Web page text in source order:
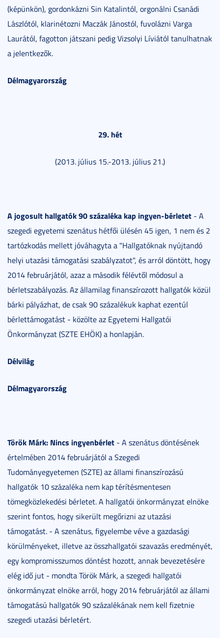
(képünkön), gordonkázni Sin Katalintól, orgonálni Csanádi
Lászlótól, klarinétozni Maczák Jánostól, fuvolázni Varga
Laurától, fagotton játszani pedig Vizsolyi Líviától tanulhatnak
a jelentkezők.
Délmagyarország
29. hét
(2013. július 15.-2013. július 21.)
A jogosult hallgatók 90 százaléka kap ingyen-bérletet - A
szegedi egyetemi szenátus hétfői ülésén 45 igen, 1 nem és 2
tartózkodás mellett jóváhagyta a "Hallgatóknak nyújtandó
helyi utazási támogatási szabályzatot", és arról döntött, hogy
2014 februárjától, azaz a második félévtől módosul a
bérletszabályozás. Az államilag finanszírozott hallgatók közül
bárki pályázhat, de csak 90 százalékuk kaphat ezentúl
bérlettámogatást - közölte az Egyetemi Hallgatói
Önkormányzat (SZTE EHÖK) a honlapján.
Délvilág
Délmagyarország
Török Márk: Nincs ingyenbérlet - A szenátus döntésének
értelmében 2014 februárjától a Szegedi
Tudományegyetemen (SZTE) az állami finanszírozású
hallgatók 10 százaléka nem kap térítésmentesen
tömegközlekedési bérletet. A hallgatói önkormányzat elnöke
szerint fontos, hogy sikerült megőrizni az utazási
támogatást. - A szenátus, figyelembe véve a gazdasági
körülményeket, illetve az összhallgatói szavazás eredményét,
egy kompromisszumos döntést hozott, annak bevezetésére
elég idő jut - mondta Török Márk, a szegedi hallgatói
önkormányzat elnöke arról, hogy 2014 februárjától az állami
támogatású hallgatók 90 százalékának nem kell fizetnie
szegedi utazási bérletért.